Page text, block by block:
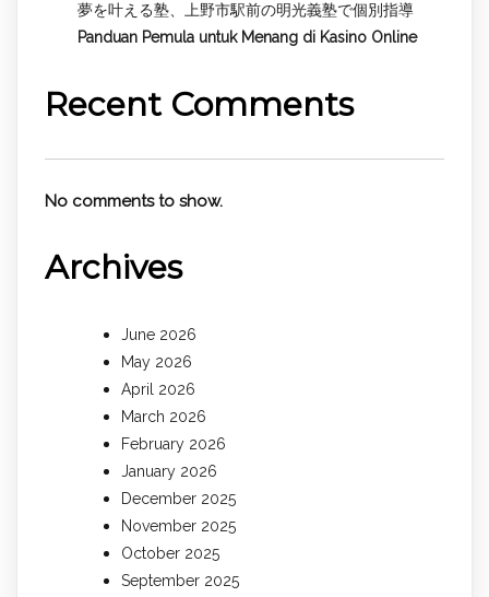
夢を叶える塾、上野市駅前の明光義塾で個別指導
Panduan Pemula untuk Menang di Kasino Online
Recent Comments
No comments to show.
Archives
June 2026
May 2026
April 2026
March 2026
February 2026
January 2026
December 2025
November 2025
October 2025
September 2025